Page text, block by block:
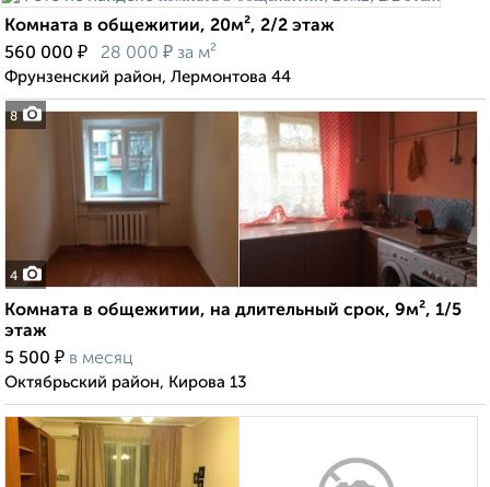
8
Комната в общежитии, 20м², 2/2 этаж
560 000 ₽ 28 000 ₽ за м²
Фрунзенский район, Лермонтова 44
4
Комната в общежитии, на длительный срок, 9м², 1/5
этаж
5 500 ₽ в месяц
Октябрьский район, Кирова 13